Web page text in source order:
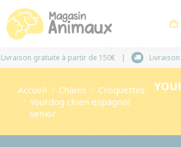
Livraison gratuite à partir de 150€
Vous êtes ici :
Accueil Chiens
Croquettes
Yourdog chien espagnol
senior